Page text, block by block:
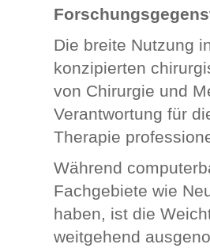
Die breite Nutzung
konzipierten
von Chirurgie und
Verantwortung für
Therapie
Während
Fachgebiete wie
haben, ist die
weitgehend